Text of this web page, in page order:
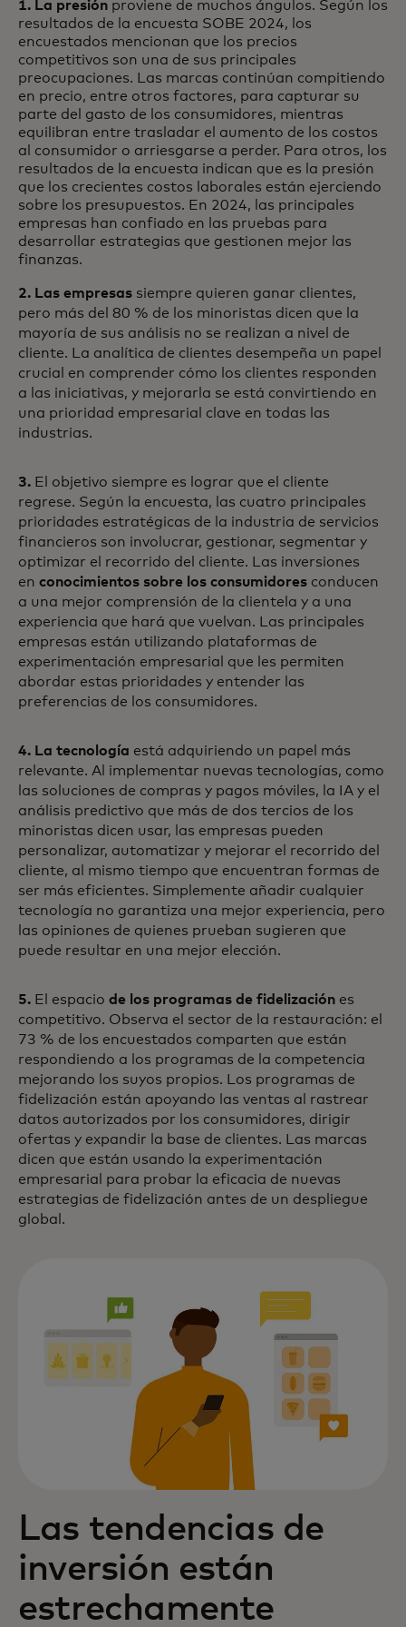
1. La presión proviene de muchos ángulos. Según los
resultados de la encuesta SOBE 2024, los
encuestados mencionan que los precios
competitivos son una de sus principales
preocupaciones. Las marcas continúan compitiendo
en precio, entre otros factores, para capturar su
parte del gasto de los consumidores, mientras
equilibran entre trasladar el aumento de los costos
al consumidor o arriesgarse a perder. Para otros, los
resultados de la encuesta indican que es la presión
que los crecientes costos laborales están ejerciendo
sobre los presupuestos. En 2024, las principales
empresas han confiado en las pruebas para
desarrollar estrategias que gestionen mejor las
finanzas.
2. Las empresas siempre quieren ganar clientes,
pero más del 80 % de los minoristas dicen que la
mayoría de sus análisis no se realizan a nivel de
cliente. La analítica de clientes desempeña un papel
crucial en comprender cómo los clientes responden
a las iniciativas, y mejorarla se está convirtiendo en
una prioridad empresarial clave en todas las
industrias.
3. El objetivo siempre es lograr que el cliente
regrese. Según la encuesta, las cuatro principales
prioridades estratégicas de la industria de servicios
financieros son involucrar, gestionar, segmentar y
optimizar el recorrido del cliente. Las inversiones
en conocimientos sobre los consumidores conducen
a una mejor comprensión de la clientela y a una
experiencia que hará que vuelvan. Las principales
empresas están utilizando plataformas de
experimentación empresarial que les permiten
abordar estas prioridades y entender las
preferencias de los consumidores.
4. La tecnología está adquiriendo un papel más
relevante. Al implementar nuevas tecnologías, como
las soluciones de compras y pagos móviles, la IA y el
análisis predictivo que más de dos tercios de los
minoristas dicen usar, las empresas pueden
personalizar, automatizar y mejorar el recorrido del
cliente, al mismo tiempo que encuentran formas de
ser más eficientes. Simplemente añadir cualquier
tecnología no garantiza una mejor experiencia, pero
las opiniones de quienes prueban sugieren que
puede resultar en una mejor elección.
5. El espacio de los programas de fidelización es
competitivo. Observa el sector de la restauración: el
73 % de los encuestados comparten que están
respondiendo a los programas de la competencia
mejorando los suyos propios. Los programas de
fidelización están apoyando las ventas al rastrear
datos autorizados por los consumidores, dirigir
ofertas y expandir la base de clientes. Las marcas
dicen que están usando la experimentación
empresarial para probar la eficacia de nuevas
estrategias de fidelización antes de un despliegue
global.
Las tendencias de
inversión están
estrechamente